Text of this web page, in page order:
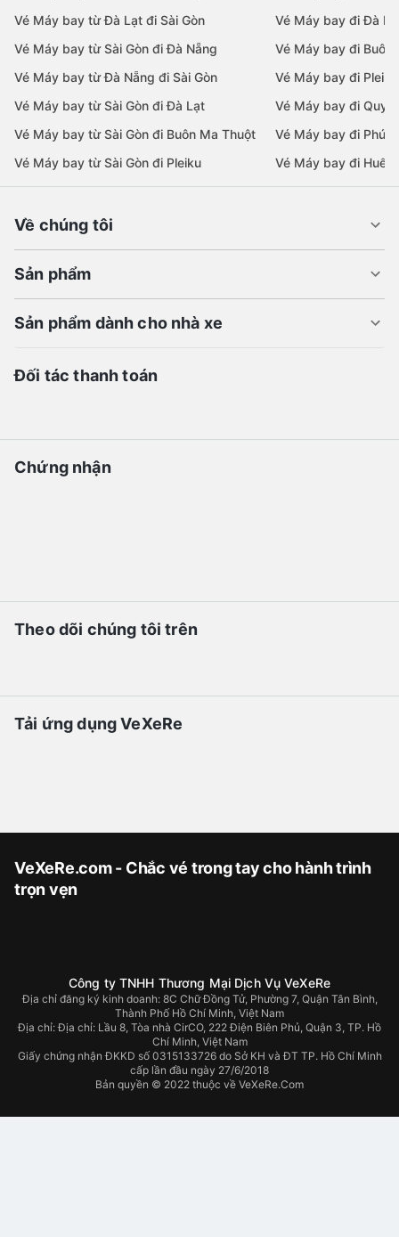
Vé Máy bay từ Đà Lạt đi Sài Gòn
Vé Máy bay từ Sài Gòn đi Đà Nẵng
Vé Máy bay từ Đà Nẵng đi Sài Gòn
Vé Máy bay từ Sài Gòn đi Đà Lạt
Vé Máy bay từ Sài Gòn đi Buôn Ma Thuột
Vé Máy bay từ Sài Gòn đi Pleiku
Vé Máy bay đi Đà
Vé Máy bay đi Buôn
Vé Máy bay đi Pleiku
Vé Máy bay đi Quy
Vé Máy bay đi Phú
Vé Máy bay đi Huế
Về chúng tôi
Sản phẩm
Sản phẩm dành cho nhà xe
Đối tác thanh toán
Chứng nhận
Theo dõi chúng tôi trên
Tải ứng dụng VeXeRe
VeXeRe.com - Chắc vé trong tay cho hành trình
trọn vẹn
Công ty TNHH Thương Mại Dịch Vụ VeXeRe
Địa chỉ đăng ký kinh doanh: 8C Chữ Đồng Tử, Phường 7, Quận Tân Bình,
Thành Phố Hồ Chí Minh, Việt Nam
Địa chỉ:Địa chỉ: Lầu 8, Tòa nhà CirCO, 222 Điện Biên Phủ, Quận 3, TP. Hồ
Chí Minh, Việt Nam
Giấy chứng nhận ĐKKD số 0315133726 do Sở KH và ĐT TP. Hồ Chí Minh
cấp lần đầu ngày 27/6/2018
Bản quyền © 2022 thuộc về VeXeRe.Com